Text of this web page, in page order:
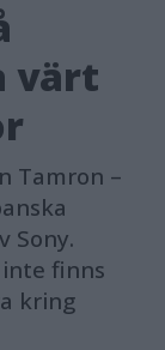
värt
Tamron –
Sony.
finns
kring